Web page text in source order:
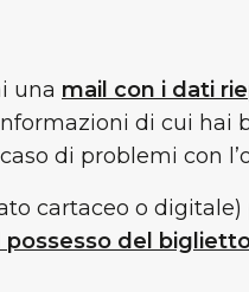
una mail con i dati
di cui hai
di problemi con
cartaceo o digitale)
possesso del